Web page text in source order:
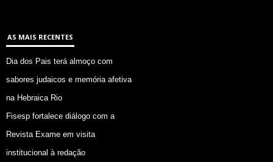
AS MAIS RECENTES
Dia dos Pais terá almoço com
sabores judaicos e memória afetiva
na Hebraica Rio
Fisesp fortalece diálogo com a
Revista Exame em visita
institucional à redação